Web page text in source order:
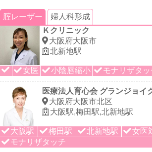
腟レーザー
婦人科形成
Ｋクリニック
大阪府大阪市
北新地駅
女医 小陰唇縮小 モナリザタッ
医療法人育心会 グランジョイ
大阪府大阪市北区
大阪駅,梅田駅,北新地駅
大阪駅 梅田駅 北新地駅 女医
モナリザタッチ